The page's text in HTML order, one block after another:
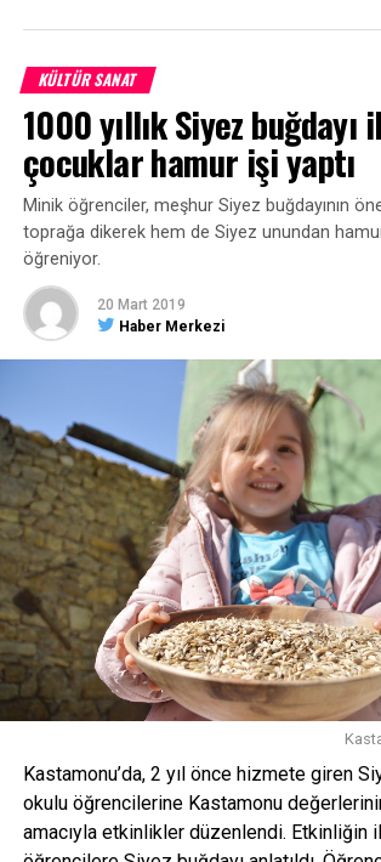
edildi. İnşallah onları da turizme
gündeme gelen kendir konusunda özellikle
işadamlarımızdan, herhangi bir şekilde 50
kullanılan kendir konusunda yan sanayi için
Kastamonu’ya davet ediyorum. Onlara yer
Bu konuda onlardan iştirakçi olmalarını
yapacağız” dedi.
“20 milyon dolarlık ihracat, 120 milyon
AK Parti Kastamonu Milletvekili Metin
yılında 20 milyon dolar olan ihracatın şu
doları geçtiğini belirterek, “Biz bunları
Kastamonu’nun potansiyeli çok daha
harekete geçirip İstanbul’daki
Kastamonu’daki müteşebbislerimiz
suretiyle Kastamonu’nun hem ihracatını
Türkiye’deki iç piyasadaki yerini biraz
ifadelerini kullandı.
23 Haziran’da İstanbul’da seçimlerin
Çelik, “Seçimlere 42 gün var. Kastamonulu
hemşehrilerimizden tecrübesiyle,
lokomotifi İstanbul’u daha büyük başarılara
büyütecek Binali Yıldırım’a sizlerden
Desteğinizden de hiç şüphemiz yok,
zaman yanındayız. Önümüzdeki 4 yıllık
KÜLTÜR SANAT
1000 yıllık Siyez buğdayı
çocuklar hamur işi yaptı
Minik öğrenciler, meşhur Siyez buğdayının
toprağa dikerek hem de Siyez unundan
öğreniyor.
20 Mart 2019
Haber Merkezi
Kastamonu’da, 2 yıl önce hizmete giren
okulu öğrencilerine Kastamonu
amacıyla etkinlikler düzenlendi. Etkinliğin